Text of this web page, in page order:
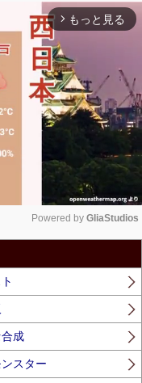
arrow_forward_ios もっと見る
Powered by GliaStudios
成
スター